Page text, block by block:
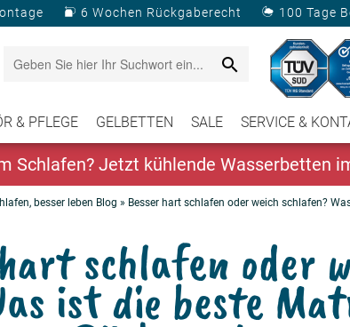
6 Wochen Rückgaberecht 100 Tage
& PFLEGE GELBETTEN SALE SERVICE &
Schlafen? Jetzt kühlende Wasserbetten
besser leben Blog » Besser hart schlafen oder weich schlafen?
schlafen oder
ist die beste